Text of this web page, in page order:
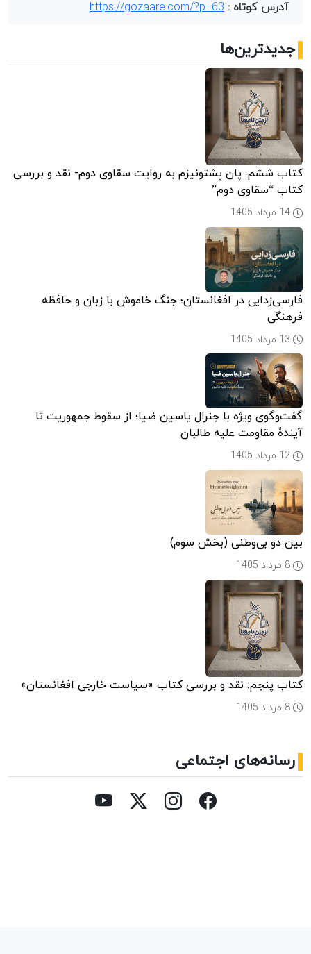
آدرس کوتاه : https://gozaare.com/?p=63
جدیدترین‌ها
کتاب ششم: پان پشتونیزم به روایت سقاوی دوم- نقد و بررسی
کتاب “سقاوی دوم”
14 مرداد 1405
فارسی‌زدایی در افغانستان؛ جنگ خاموش با زبان و حافظه
فرهنگی
13 مرداد 1405
گفت‌وگوی ویژه با جنرال یاسین ضیا؛ از سقوط جمهوریت تا
آیندۀ مقاومت علیه طالبان
12 مرداد 1405
بین دو بی‌وطنی (بخش سوم)
8 مرداد 1405
کتاب پنجم: نقد و بررسی کتاب «سیاست خارجی افغانستان»
8 مرداد 1405
رسانه‌های اجتماعی